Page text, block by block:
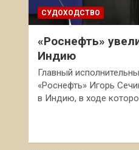
СУДОХОДСТВО
«Роснефть»
Индию
Главный
«Роснефть» Игорь
в Индию, в ходе